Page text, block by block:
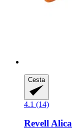
Cesta
4.1 (14)
Revell